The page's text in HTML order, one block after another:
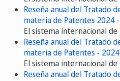
Reseña anual del Tratado
materia de Patentes 2024
El sistema internacional
Reseña anual del Tratado
materia de Patentes - 2024
El sistema internacional
Reseña anual del Tratado